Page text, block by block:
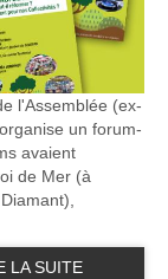
l'Assemblée (ex-
un forum-
avaient
de Mer (à
LA SUITE